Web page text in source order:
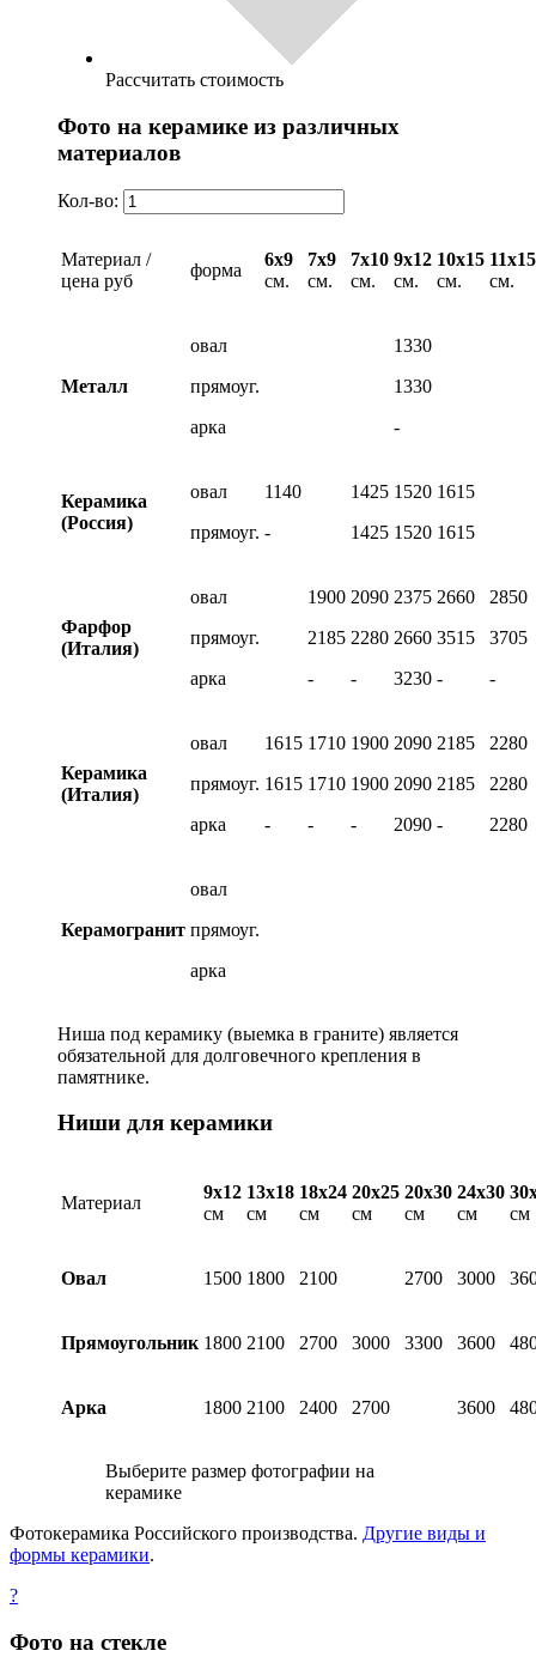
Рассчитать стоимость
Фото на керамике из различных
материалов
Кол-во:
Материал /
цена руб
форма
6х9
см.
7х9
см.
7х10
см.
9х12
см.
10х15
см.
11х15
см.
Металл
овал
прямоуг.
арка
1330
1330
-
Керамика
(Россия)
овал
прямоуг.
1140
-
1425
1425
1520
1520
1615
1615
Фарфор
(Италия)
овал
прямоуг.
арка
1900
2185
-
2090
2280
-
2375
2660
3230
2660
3515
-
2850
3705
-
Керамика
(Италия)
овал
прямоуг.
арка
1615
1615
-
1710
1710
-
1900
1900
-
2090
2090
2090
2185
2185
-
2280
2280
2280
Керамогранит
овал
прямоуг.
арка
Ниша под керамику (выемка в граните) является
обязательной для долговечного крепления в
памятнике.
Ниши для керамики
Материал
9х12
см
13х18
см
18х24
см
20х25
см
20х30
см
24х30
см
см
Овал 1500 1800 2100 2700 3000
Прямоугольник 1800 2100 2700 3000 3300 3600
Арка 1800 2100 2400 2700 3600
Выберите размер фотографии на
керамике
Фотокерамика Российского производства. Другие виды и
формы керамики.
?
Фото на стекле